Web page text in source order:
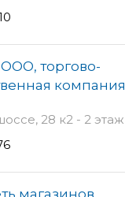
торгово-
компания
28 к2 - 2 этаж
магазинов